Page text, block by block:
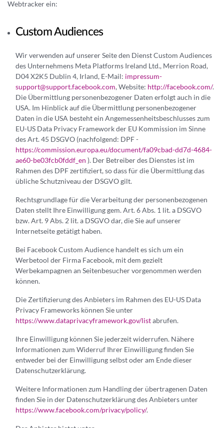
Webtracker ein:
Custom Audiences
Wir verwenden auf unserer Seite den Dienst Custom Audiences
des Unternehmens Meta Platforms Ireland Ltd., Merrion Road,
D04 X2K5 Dublin 4, Irland, E-Mail: impressum-
support@support.facebook.com, Website: http://facebook.com/.
Die Übermittlung personenbezogener Daten erfolgt auch in die
USA. Im Hinblick auf die Übermittlung personenbezogener
Daten in die USA besteht ein Angemessenheitsbeschlusses zum
EU-US Data Privacy Framework der EU Kommission im Sinne
des Art. 45 DSGVO (nachfolgend: DPF -
https://commission.europa.eu/document/fa09cbad-dd7d-4684-
ae60-be03fcb0fddf_en ). Der Betreiber des Dienstes ist im
Rahmen des DPF zertifiziert, so dass für die Übermittlung das
übliche Schutzniveau der DSGVO gilt.
Rechtsgrundlage für die Verarbeitung der personenbezogenen
Daten stellt Ihre Einwilligung gem. Art. 6 Abs. 1 lit. a DSGVO
bzw. Art. 9 Abs. 2 lit. a DSGVO dar, die Sie auf unserer
Internetseite getätigt haben.
Bei Facebook Custom Audience handelt es sich um ein
Werbetool der Firma Facebook, mit dem gezielt
Werbekampagnen an Seitenbesucher vorgenommen werden
können.
Die Zertifizierung des Anbieters im Rahmen des EU-US Data
Privacy Frameworks können Sie unter
https://www.dataprivacyframework.gov/listabrufen.
Ihre Einwilligung können Sie jederzeit widerrufen. Nähere
Informationen zum Widerruf Ihrer Einwilligung finden Sie
entweder bei der Einwilligung selbst oder am Ende dieser
Datenschutzerklärung.
Weitere Informationen zum Handling der übertragenen Daten
finden Sie in der Datenschutzerklärung des Anbieters unter
https://www.facebook.com/privacy/policy/.